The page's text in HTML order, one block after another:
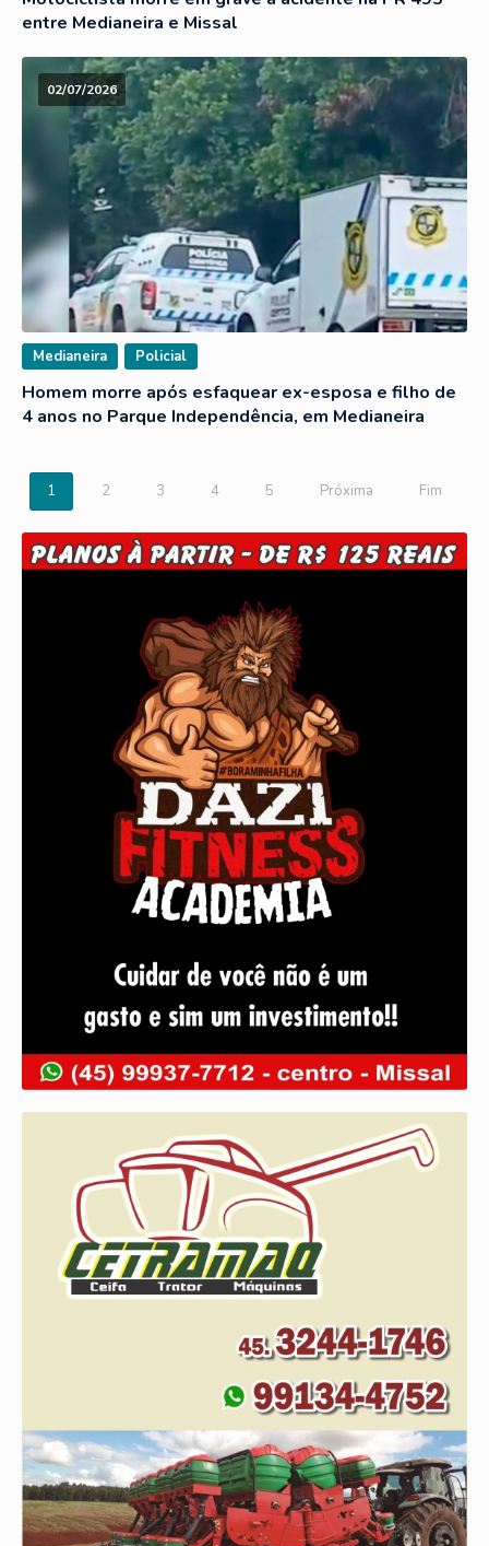
entre Medianeira e Missal
02/07/2026
Medianeira Policial
Homem morre após esfaquear ex-esposa e filho de
4 anos no Parque Independência, em Medianeira
1 2 3 4 5 Próxima Fim